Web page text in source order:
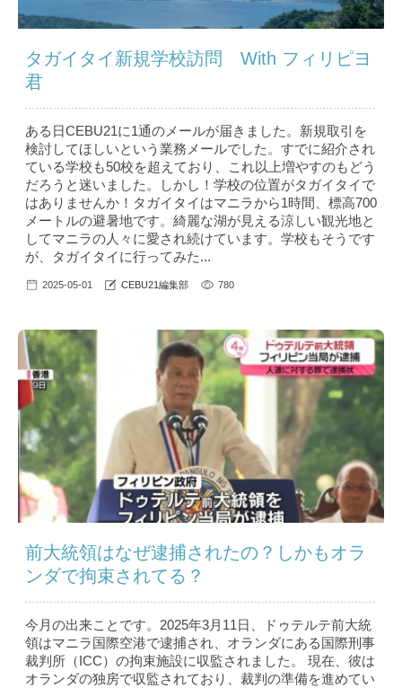
タガイタイ新規学校訪問 With フィリピヨ
君
ある日CEBU21に1通のメールが届きました。新規取引を
検討してほしいという業務メールでした。すでに紹介され
ている学校も50校を超えており、これ以上増やすのもどう
だろうと迷いました。しかし！学校の位置がタガイタイで
はありませんか！タガイタイはマニラから1時間、標高700
メートルの避暑地です。綺麗な湖が見える涼しい観光地と
してマニラの人々に愛され続けています。学校もそうです
が、タガイタイに行ってみた...
2025-05-01 CEBU21編集部 780
前大統領はなぜ逮捕されたの？しかもオラ
ンダで拘束されてる？
今月の出来ことです。2025年3月11日、ドゥテルテ前大統
領はマニラ国際空港で逮捕され、オランダにある国際刑事
裁判所（ICC）の拘束施設に収監されました。 現在、彼は
オランダの独房で収監されており、裁判の準備を進めてい